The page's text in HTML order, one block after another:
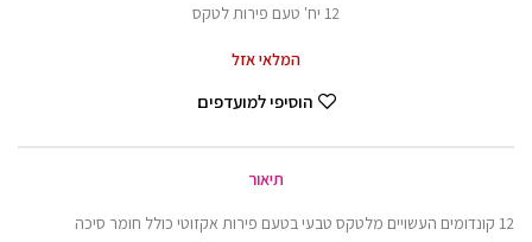
12 יח' טעם פירות לטקס
המלאי אזל
הוסיפי למועדפים
תיאור
12 קונדומים העשויים מלטקס טבעי בטעם פירות אקזוטי כולל חומר סיכה